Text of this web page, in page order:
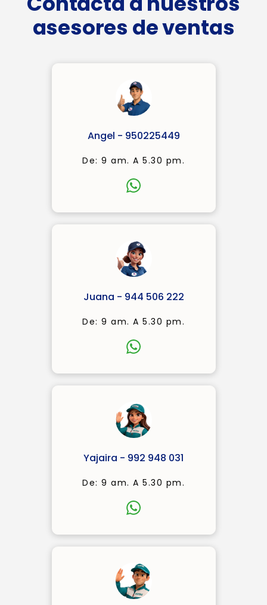
asesores de ventas
Angel - 950225449
De: 9 am. A 5.30 pm.
Juana - 944 506 222
De: 9 am. A 5.30 pm.
Yajaira - 992 948 031
De: 9 am. A 5.30 pm.